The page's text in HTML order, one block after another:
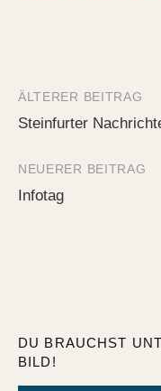
Beitrags-
Navigation
ÄLTERER BEITRAG
Steinfurter
NEUERER BEITRAG
Infotag
DU BRAUCHST
BILD!